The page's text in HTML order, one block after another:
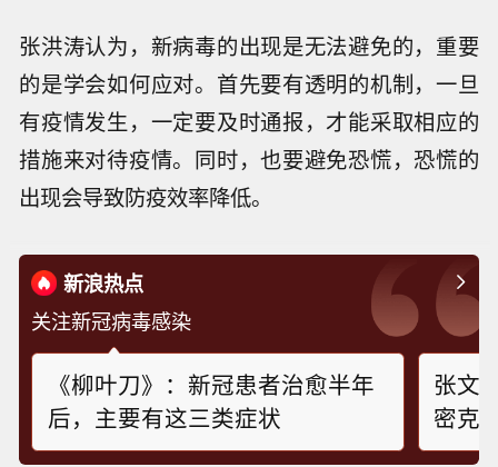
张洪涛认为，新病毒的出现是无法避免的，重要
的是学会如何应对。首先要有透明的机制，一旦
有疫情发生，一定要及时通报，才能采取相应的
措施来对待疫情。同时，也要避免恐慌，恐慌的
出现会导致防疫效率降低。
新浪热点
关注新冠病毒感染
《柳叶刀》：新冠患者治愈半年
后，主要有这三类症状
张文
密克